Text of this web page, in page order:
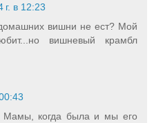
в 12:23
вишни не ест? Мой
вишневый крамбл
Мамы, когда была и мы его